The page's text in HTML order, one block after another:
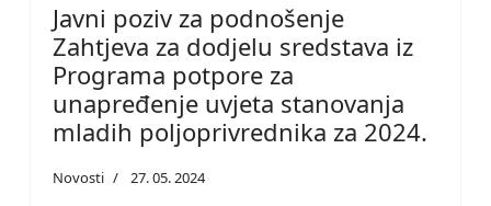
Javni poziv za podnošenje
Zahtjeva za dodjelu sredstava iz
Programa potpore za
unapređenje uvjeta stanovanja
mladih poljoprivrednika za 2024.
Novosti 27. 05. 2024